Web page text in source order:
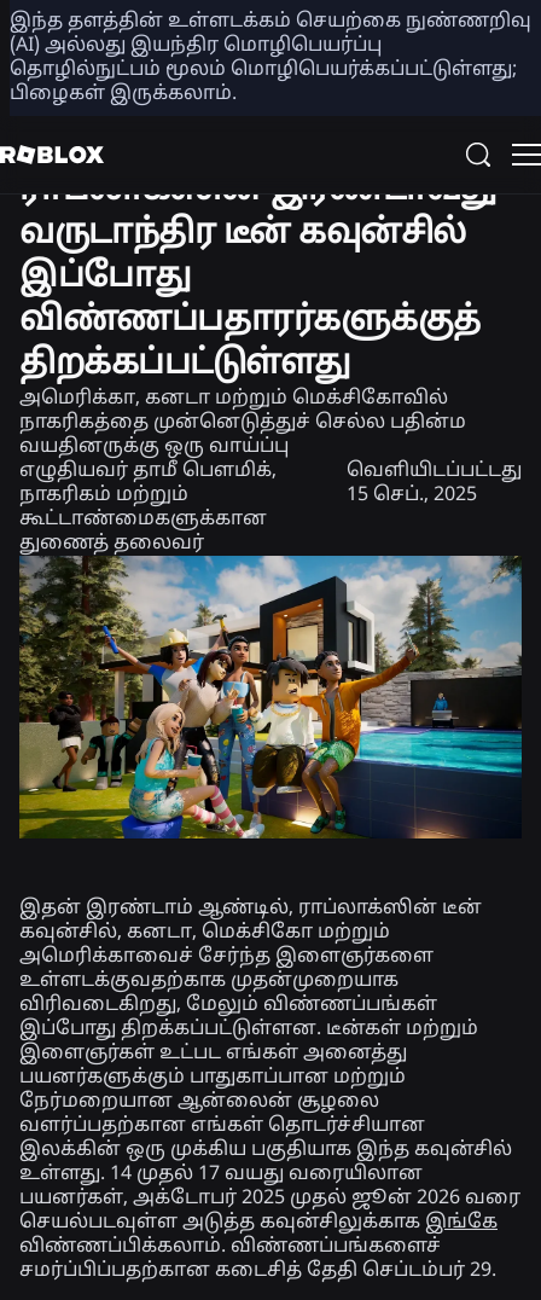
இந்த தளத்தின் உள்ளடக்கம் செயற்கை நுண்ணறிவு
(AI) அல்லது இயந்திர மொழிபெயர்ப்பு
தொழில்நுட்பம் மூலம் மொழிபெயர்க்கப்பட்டுள்ளது;
பிழைகள் இருக்கலாம்.
பகிர்
செய்திகள்
ராப்லாக்ஸின் இரண்டாவது
வருடாந்திர டீன் கவுன்சில்
இப்போது
விண்ணப்பதாரர்களுக்குத்
திறக்கப்பட்டுள்ளது
அமெரிக்கா, கனடா மற்றும் மெக்சிகோவில்
நாகரிகத்தை முன்னெடுத்துச் செல்ல பதின்ம
வயதினருக்கு ஒரு வாய்ப்பு
எழுதியவர் தாமீ பௌமிக்,
நாகரிகம் மற்றும்
கூட்டாண்மைகளுக்கான
துணைத் தலைவர்
வெளியிடப்பட்டது
15 செப்., 2025
இதன் இரண்டாம் ஆண்டில், ராப்லாக்ஸின் டீன்
கவுன்சில், கனடா, மெக்சிகோ மற்றும்
அமெரிக்காவைச் சேர்ந்த இளைஞர்களை
உள்ளடக்குவதற்காக முதன்முறையாக
விரிவடைகிறது, மேலும் விண்ணப்பங்கள்
இப்போது திறக்கப்பட்டுள்ளன. டீன்கள் மற்றும்
இளைஞர்கள் உட்பட எங்கள் அனைத்து
பயனர்களுக்கும் பாதுகாப்பான மற்றும்
நேர்மறையான ஆன்லைன் சூழலை
வளர்ப்பதற்கான எங்கள் தொடர்ச்சியான
இலக்கின் ஒரு முக்கிய பகுதியாக இந்த கவுன்சில்
உள்ளது. 14 முதல் 17 வயது வரையிலான
பயனர்கள், அக்டோபர் 2025 முதல் ஜூன் 2026 வரை
செயல்படவுள்ள அடுத்த கவுன்சிலுக்காக இங்கே
விண்ணப்பிக்கலாம். விண்ணப்பங்களைச்
சமர்ப்பிப்பதற்கான கடைசித் தேதி செப்டம்பர் 29.